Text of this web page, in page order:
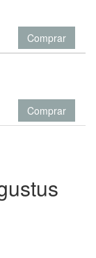
Comprar
Comprar